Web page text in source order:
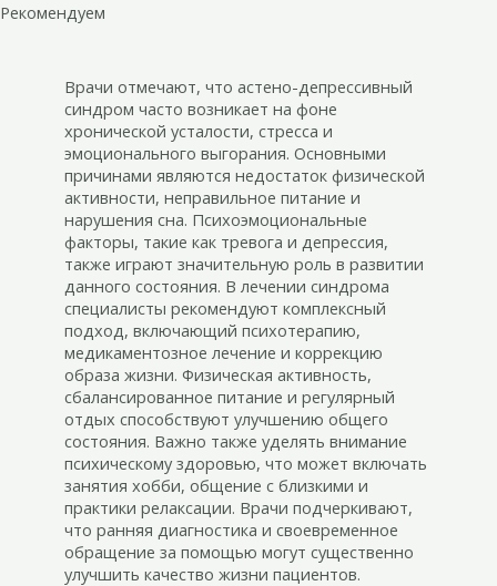
Рекомендуем
Врачи отмечают, что астено-депрессивный
синдром часто возникает на фоне
хронической усталости, стресса и
эмоционального выгорания. Основными
причинами являются недостаток физической
активности, неправильное питание и
нарушения сна. Психоэмоциональные
факторы, такие как тревога и депрессия,
также играют значительную роль в развитии
данного состояния. В лечении синдрома
специалисты рекомендуют комплексный
подход, включающий психотерапию,
медикаментозное лечение и коррекцию
образа жизни. Физическая активность,
сбалансированное питание и регулярный
отдых способствуют улучшению общего
состояния. Важно также уделять внимание
психическому здоровью, что может включать
занятия хобби, общение с близкими и
практики релаксации. Врачи подчеркивают,
что ранняя диагностика и своевременное
обращение за помощью могут существенно
улучшить качество жизни пациентов.